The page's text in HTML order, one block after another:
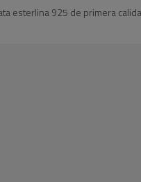
esterlina 925 de primera